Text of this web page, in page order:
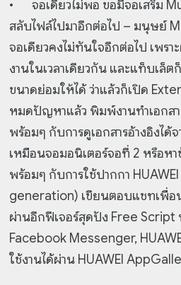
•
จอเดียวไม่พอ ขอมีจอเสริม
สลับไฟล์ไปมาอีกต่อไป – มนุษย์
จอเดียวคงไม่ทันใจอีกต่อไป เพรา
งานในเวลาเดียวกัน และแท็บเล็ต
ขนาดย่อมให้ได้ ว่าแล้วก็เปิด
หมดปัญหาแล้ว พิมพ์งานทำเอกส
พร้อมๆ กับการดูเอกสารอ้างอิงไ
เหมือนจอมอนิเตอร์จอที่ 2 หรือห
พร้อมๆ กับการใช้ปากกา
generation) เขียนตอบแชทเพื่อ
ผ่านอีกฟีเจอร์สุดปัง Free
Facebook Messenger,
ใช้งานได้ผ่าน HUAWEI